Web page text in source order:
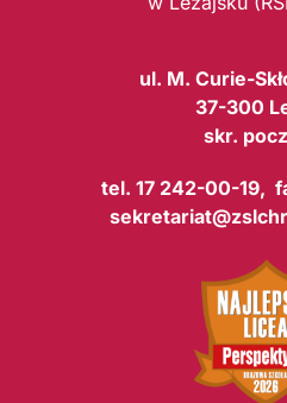
ul. M. Curie-
37-300
skr.
tel. 17 242-00-19,